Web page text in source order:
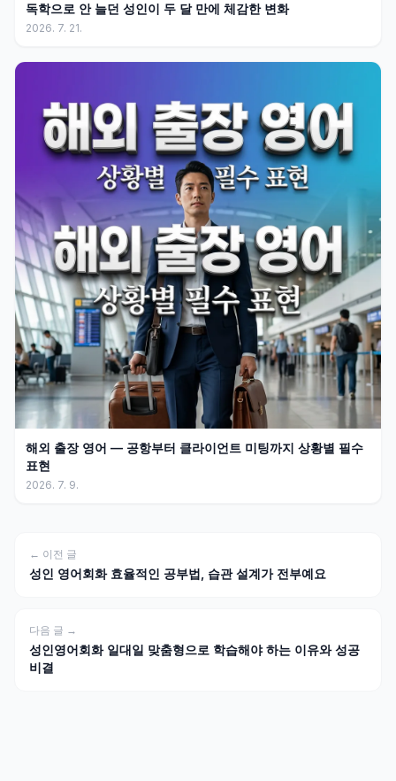
독학으로 안 늘던 성인이 두 달 만에 체감한 변화
2026. 7. 21.
해외 출장 영어 — 공항부터 클라이언트 미팅까지 상황별 필수
표현
2026. 7. 9.
← 이전 글
성인 영어회화 효율적인 공부법, 습관 설계가 전부예요
다음 글 →
성인영어회화 일대일 맞춤형으로 학습해야 하는 이유와 성공
비결